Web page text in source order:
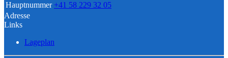
Hauptnummer +41 58 229 32 05
Adresse
Links
Lageplan